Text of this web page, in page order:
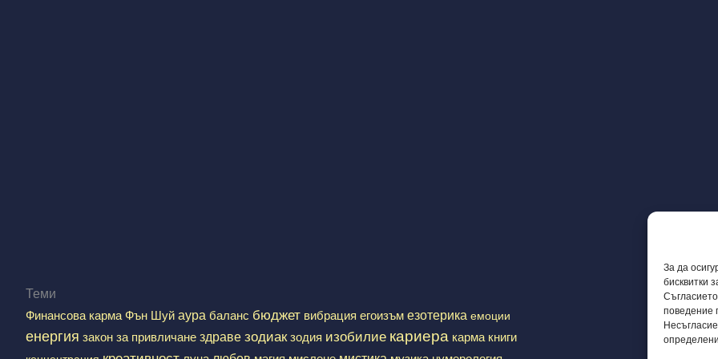
За да
бисквитки
поведение
Теми
Финансова карма Фън Шуй аура баланс бюджет вибрация егоизъм езотерика емоции
енергия закон за привличане здраве зодиак зодия изобилие кариера карма книги